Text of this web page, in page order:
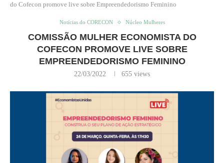
do Cofecon promove live sobre Empreendedorismo Feminino
Notícias do CORECON Núcleo Mulheres
COMISSÃO MULHER ECONOMISTA DO
COFECON PROMOVE LIVE SOBRE
EMPREENDEDORISMO FEMININO
22/03/2022 655 views